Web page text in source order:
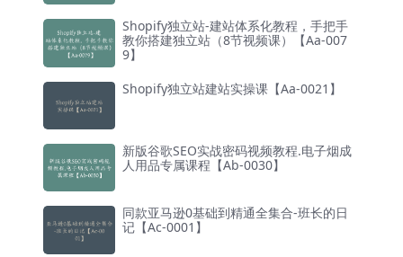
Shopify独立站-建站体系化教程，手把手
教你搭建独立站（8节视频课）【Aa-007
9】
Shopify独立站建站实操课【Aa-0021】
新版谷歌SEO实战密码视频教程.电子烟成
人用品专属课程【Ab-0030】
同款亚马逊0基础到精通全集合-班长的日
记【Ac-0001】